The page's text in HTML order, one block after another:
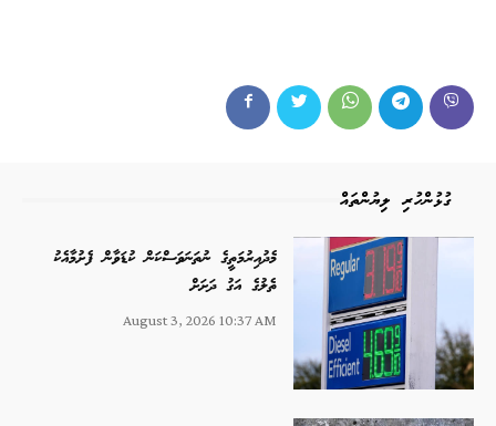
ގުޅުންހުރި ލިޔުންތައް
މެދުއިރުމަތީގެ ނުތަނަވަސްކަން ކުޑަވާން ފެށުމާއެކު
ތެލުގެ އަގު ދަށަށް
August 3, 2026 10:37 AM